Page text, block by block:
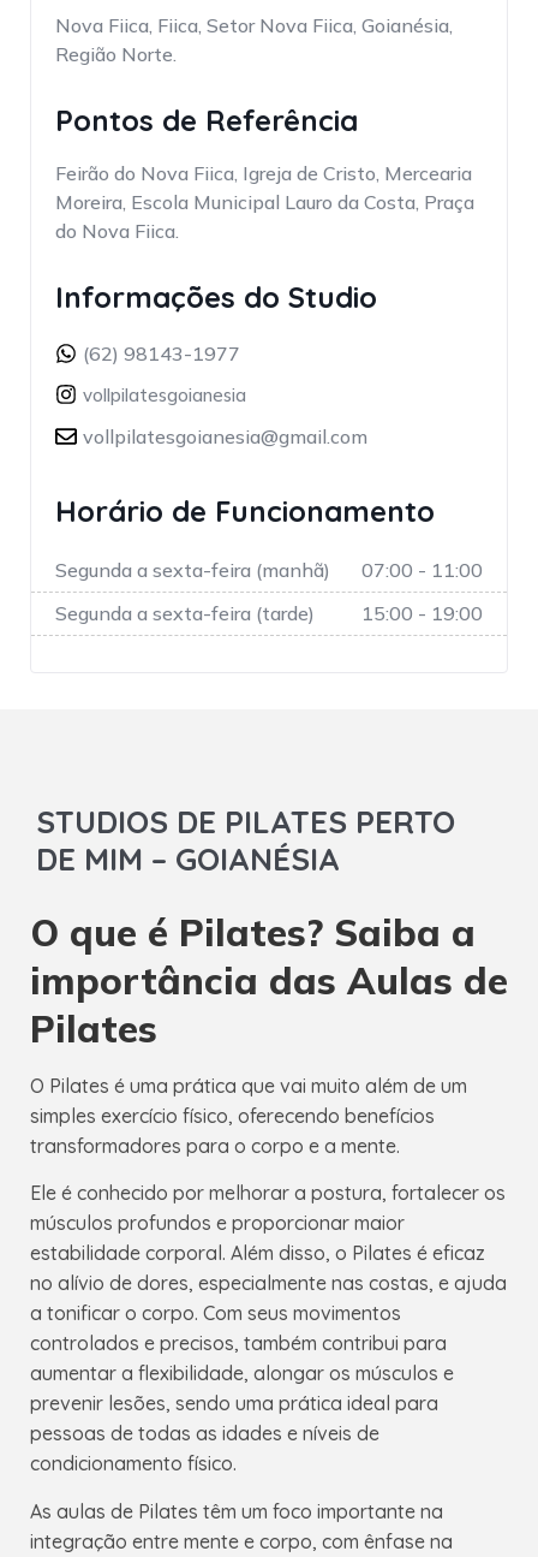
Nova Fiica, Fiica, Setor Nova Fiica, Goianésia,
Região Norte.
Pontos de Referência
Feirão do Nova Fiica, Igreja de Cristo, Mercearia
Moreira, Escola Municipal Lauro da Costa, Praça
do Nova Fiica.
Informações do Studio
(62) 98143-1977
vollpilatesgoianesia
vollpilatesgoianesia@gmail.com
Horário de Funcionamento
Segunda a sexta-feira (manhã)
07:00 - 11:00
Segunda a sexta-feira (tarde)
15:00 - 19:00
STUDIOS DE PILATES PERTO
DE MIM – GOIANÉSIA
O que é Pilates? Saiba a
importância das Aulas de
Pilates
O Pilates é uma prática que vai muito além de um
simples exercício físico, oferecendo benefícios
transformadores para o corpo e a mente.
Ele é conhecido por melhorar a postura, fortalecer os
músculos profundos e proporcionar maior
estabilidade corporal. Além disso, o Pilates é eficaz
no alívio de dores, especialmente nas costas, e ajuda
a tonificar o corpo. Com seus movimentos
controlados e precisos, também contribui para
aumentar a flexibilidade, alongar os músculos e
prevenir lesões, sendo uma prática ideal para
pessoas de todas as idades e níveis de
condicionamento físico.
As aulas de Pilates têm um foco importante na
integração entre mente e corpo, com ênfase na